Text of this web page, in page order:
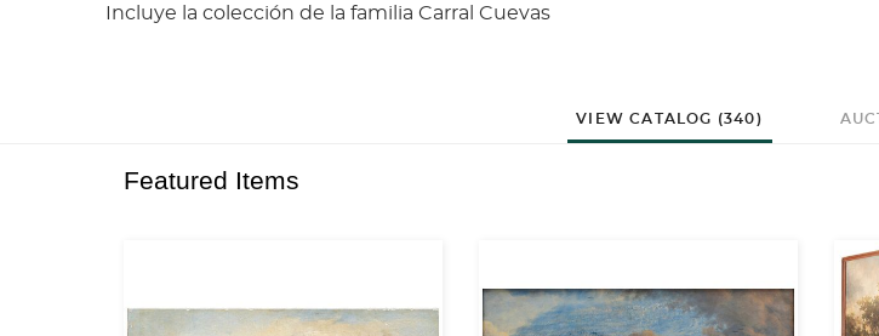
Incluye la colección de la familia Carral Cuevas
VIEW CATALOG (340)
Featured Items